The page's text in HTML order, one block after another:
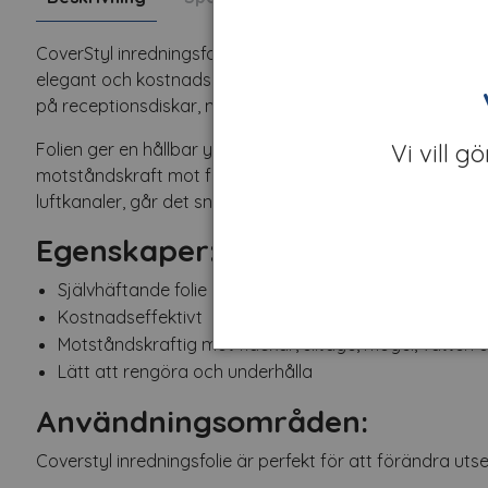
CoverStyl inredningsfolie erbjuder en mångsidig
elegant och kostnadseffektivt sätt. Den självhäftande
på receptionsdiskar, mötesrum, hotellrum eller andra
Folien ger en hållbar yta som är lätt att rengöra och
motståndskraft mot fläckar, slitage, mögel, vatten och
luftkanaler, går det snabbt och enkelt att applicera
Egenskaper:
Självhäftande folie med luftkanaler för enkel
Kostnadseffektivt
Motståndskraftig mot fläckar, slitage, mögel, vatten
Lätt att rengöra och underhålla
Användningsområden:
Coverstyl inredningsfolie är perfekt för att förändra
Vi vill